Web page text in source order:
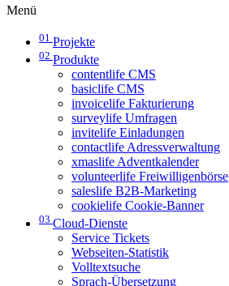
Menü
01 Projekte
02 Produkte
contentlife CMS
basiclife CMS
invoicelife Fakturierung
surveylife Umfragen
invitelife Einladungen
contactlife Adressverwaltung
xmaslife Adventkalender
volunteerlife Freiwilligenbörse
saleslife B2B-Marketing
cookielife Cookie-Banner
03 Cloud-Dienste
Service Tickets
Webseiten-Statistik
Volltextsuche
Sprach-Übersetzung